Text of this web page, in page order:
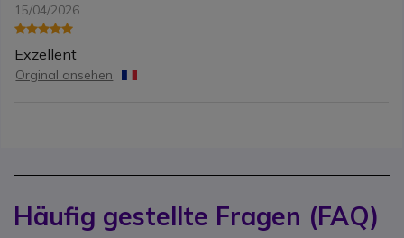
15/04/2026
Exzellent
Orginal ansehen
Häufig gestellte Fragen (FAQ)